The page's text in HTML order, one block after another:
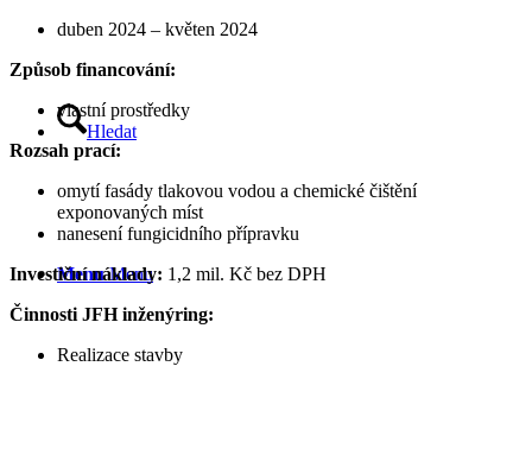
Hledat
Menu Menu
duben 2024 – květen 2024
Způsob financování:
vlastní prostředky
Rozsah prací:
omytí fasády tlakovou vodou a chemické čištění
exponovaných míst
nanesení fungicidního přípravku
Investiční náklady: 1,2 mil. Kč bez DPH
Činnosti JFH inženýring:
Realizace stavby